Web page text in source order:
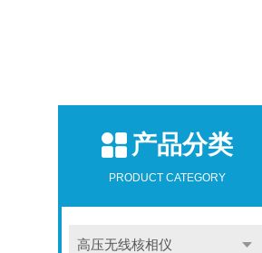
产品分类
PRODUCT CATEGORY
高压无线核相仪